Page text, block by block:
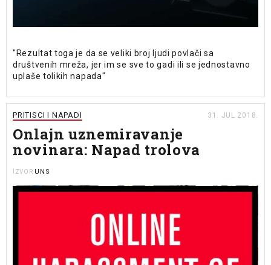
"Rezultat toga je da se veliki broj ljudi povlači sa
društvenih mreža, jer im se sve to gadi ili se jednostavno
uplaše tolikih napada"
PRITISCI I NAPADI 31. JUL 2018.
Onlajn uznemiravanje
novinara: Napad trolova
IZVOR UNS